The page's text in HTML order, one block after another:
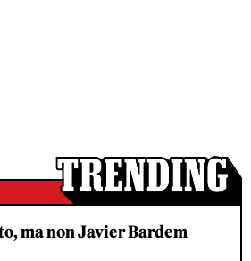
ma non Javier Bardem